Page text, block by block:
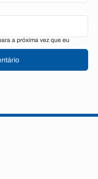
a próxima vez que eu